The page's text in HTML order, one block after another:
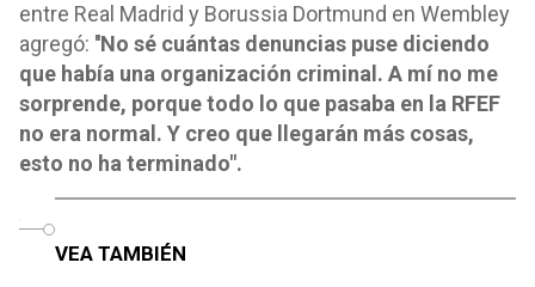
entre Real Madrid y Borussia Dortmund en Wembley
agregó: ''No sé cuántas denuncias puse diciendo
que había una organización criminal. A mí no me
sorprende, porque todo lo que pasaba en la RFEF
no era normal. Y creo que llegarán más cosas,
esto no ha terminado".
VEA TAMBIÉN